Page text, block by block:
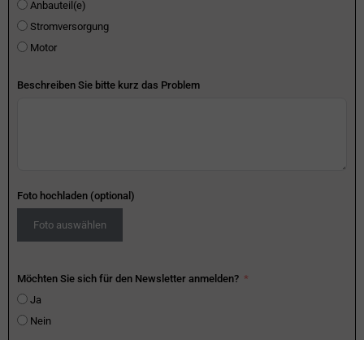
Anbauteil(e)
Stromversorgung
Motor
Beschreiben Sie bitte kurz das Problem
Foto hochladen (optional)
Foto auswählen
Möchten Sie sich für den Newsletter anmelden?
Ja
Nein